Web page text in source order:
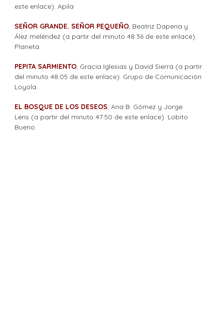
este enlace). Apila
SEÑOR GRANDE. SEÑOR PEQUEÑO, Beatriz Dapena y
Ález meléndez (a partir del minuto 48:36 de este enlace).
Planeta.
PEPITA SARMIENTO, Gracia Iglesias y David Sierra (a partir
del minuto 48:05 de este enlace). Grupo de Comunicación
Loyola.
EL BOSQUE DE LOS DESEOS, Ana B. Gómez y Jorge
Lens (a partir del minuto 47:50 de este enlace). Lobito
Bueno.